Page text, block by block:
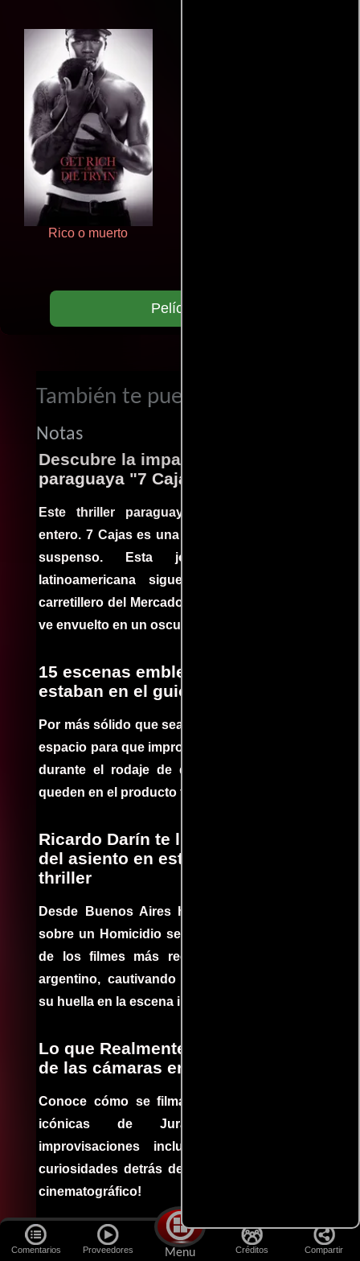
Comentarios Proveedores Menu Créditos Compartir
Rico o muerto
Películas
También te puede interesar...
Notas
Descubre la impactante película
paraguaya "7 Cajas"
Este thriller paraguayo cautivó al mundo
entero. 7 Cajas es una explosión de acción y
suspenso. Esta joya cinematográfica
latinoamericana sigue la historia de un
carretillero del Mercado 4 de Asunción que se
ve envuelto en un oscuro mundo de crimen
15 escenas emblemáticas que no
estaban en el guion
Por más sólido que sea un guión siempre hay
espacio para que improvisaciones que se dan
durante el rodaje de determinadas escenas
queden en el producto final.
Ricardo Darín te llevará al borde
del asiento en este increíble
thriller
Desde Buenos Aires hasta el mundo, Tesis
sobre un Homicidio se ha convertido en uno
de los filmes más recomendados del cine
argentino, cautivando audiencias y dejando
su huella en la escena internacional.
Lo que Realmente Sucedió detrás
de las cámaras en Jurassic Park
Conoce cómo se filmaron algunas escenas
icónicas de Jurassic Park, con
improvisaciones incluidas. ¡Descubre las
curiosidades detrás del rodaje de un clásico
cinematográfico!
Las mejores escenas de acción
en la Historia del cine